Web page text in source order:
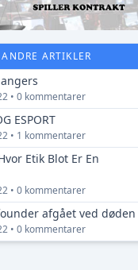
ANDRE ARTIKLER
• 0 kommentarer
ESPORT
• 1 kommentarer
Etik Blot Er En
• 0 kommentarer
afgået ved døden
• 0 kommentarer